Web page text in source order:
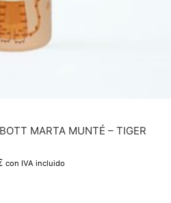
MARTA MUNTÉ – TIGER
con IVA incluido